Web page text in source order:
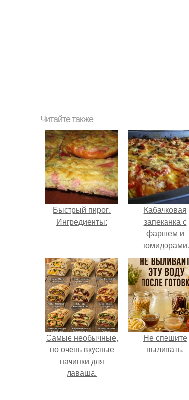
Читайте также
Быстрый пирог.
Ингредиенты:
Кабачковая
запеканка с
фаршем и
помидорами.
Самые необычные,
но очень вкусные
начинки для
лаваша.
Не спешите
выливать.